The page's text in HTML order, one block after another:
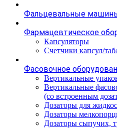
Фальцевальные
Фармацевтическое
Капсуляторы
Счетчики капсул/
Фасовочноe
Вертикальные
Вертикальные
(со встроенным
Дозаторы для
Дозаторы
Дозаторы сыпучих,